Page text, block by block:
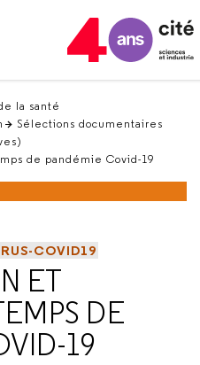
la santé
Sélections documentaires
de pandémie Covid-19
COVID19
ET
DE
19